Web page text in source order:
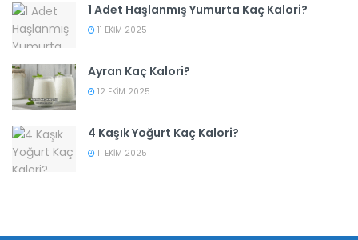
1 Adet Haşlanmış Yumurta Kaç Kalori?
11 EKIM 2025
Ayran Kaç Kalori?
12 EKIM 2025
4 Kaşık Yoğurt Kaç Kalori?
11 EKIM 2025